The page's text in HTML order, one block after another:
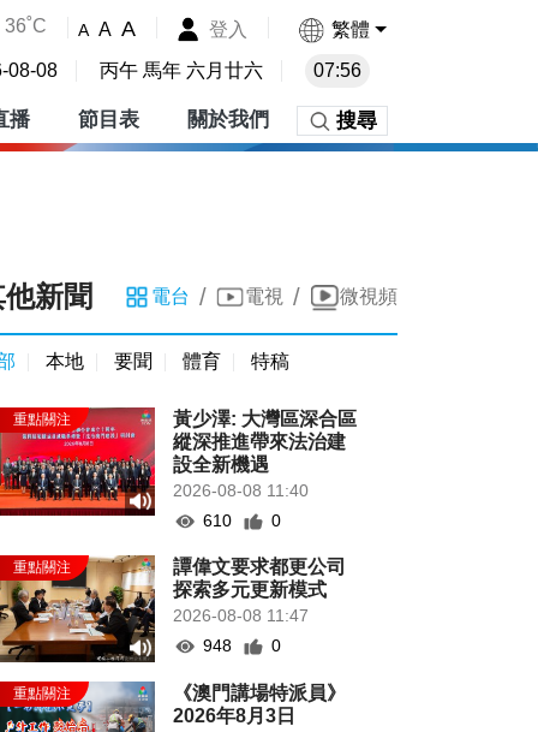
36˚C A A A 登入 繁體
08-08 丙午 馬年 六月廿六 07:56
播 節目表 關於我們 搜尋
新聞 電台 / 電視 / 微視頻
本地 要聞 體育 特稿
黃少澤: 大灣區深合區
縱深推進帶來法治建
設全新機遇
2026-08-08 11:40
610
0
譚偉文要求都更公司
探索多元更新模式
2026-08-08 11:47
948
0
《澳門講場特派員》
2026年8月3日